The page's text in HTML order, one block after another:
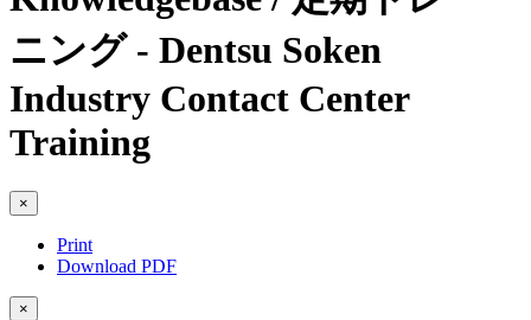
ニング - Dentsu Soken
Industry Contact Center
Training
×
Print
Download PDF
×